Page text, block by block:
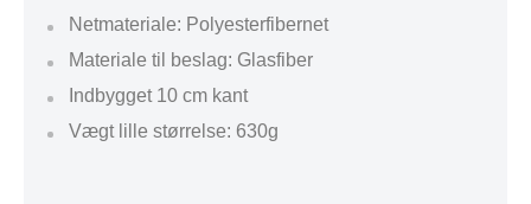
Netmateriale: Polyesterfibernet
Materiale til beslag: Glasfiber
Indbygget 10 cm kant
Vægt lille størrelse: 630g